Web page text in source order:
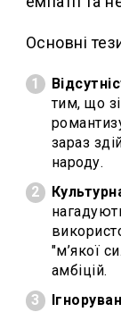
Основні
тим, що
зараз
народу.
"м’якої
амбіцій.